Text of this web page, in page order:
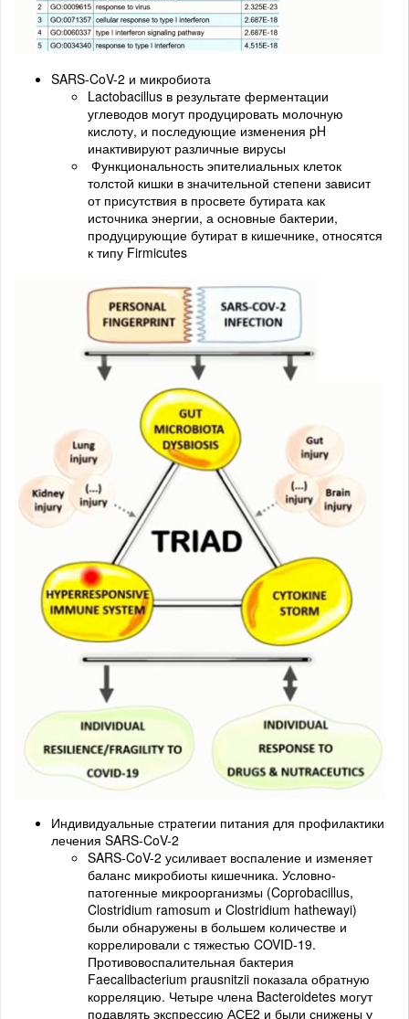
SARS-CoV-2 и микробиота
Lactobacillus в результате ферментации
углеводов могут продуцировать молочную
кислоту, и последующие изменения pH
инактивируют различные вирусы
Функциональность эпителиальных клеток
толстой кишки в значительной степени зависит
от присутствия в просвете бутирата как
источника энергии, а основные бактерии,
продуцирующие бутират в кишечнике, относятся
к типу Firmicutes
Индивидуальные стратегии питания для профилактики
лечения SARS-CoV-2
SARS-CoV-2 усиливает воспаление и изменяет
баланс микробиоты кишечника. Условно-
патогенные микроорганизмы (Coprobacillus,
Clostridium ramosum и Clostridium hathewayi)
были обнаружены в большем количестве и
коррелировали с тяжестью COVID-19.
Противовоспалительная бактерия
Faecalibacterium prausnitzii показала обратную
корреляцию. Четыре члена Bacteroidetes могут
подавлять экспрессию АСЕ2 и были снижены у